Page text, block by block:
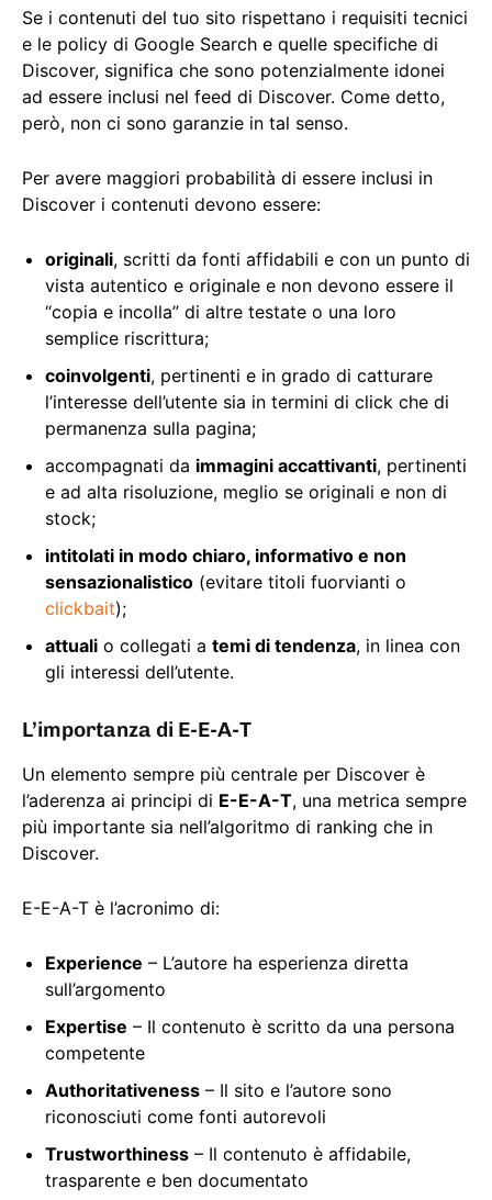
Se i contenuti del tuo sito rispettano i requisiti tecnici
e le policy di Google Search e quelle specifiche di
Discover, significa che sono potenzialmente idonei
ad essere inclusi nel feed di Discover. Come detto,
però, non ci sono garanzie in tal senso.
Per avere maggiori probabilità di essere inclusi in
Discover i contenuti devono essere:
originali, scritti da fonti affidabili e con un punto di
vista autentico e originale e non devono essere il
“copia e incolla” di altre testate o una loro
semplice riscrittura;
coinvolgenti, pertinenti e in grado di catturare
l’interesse dell’utente sia in termini di click che di
permanenza sulla pagina;
accompagnati da immagini accattivanti, pertinenti
e ad alta risoluzione, meglio se originali e non di
stock;
intitolati in modo chiaro, informativo e non
sensazionalistico (evitare titoli fuorvianti o
clickbait);
attuali o collegati a temi di tendenza, in linea con
gli interessi dell’utente.
L’importanza di E-E-A-T
Un elemento sempre più centrale per Discover è
l’aderenza ai principi di E-E-A-T, una metrica sempre
più importante sia nell’algoritmo di ranking che in
Discover.
E-E-A-T è l’acronimo di:
Experience – L’autore ha esperienza diretta
sull’argomento
Expertise – Il contenuto è scritto da una persona
competente
Authoritativeness – Il sito e l’autore sono
riconosciuti come fonti autorevoli
Trustworthiness – Il contenuto è affidabile,
trasparente e ben documentato